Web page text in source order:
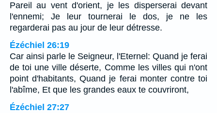
Pareil au vent d'orient, je les disperserai devant
l'ennemi; Je leur tournerai le dos, je ne les
regarderai pas au jour de leur détresse.
Ézéchiel 26:19
Car ainsi parle le Seigneur, l'Eternel: Quand je ferai
de toi une ville déserte, Comme les villes qui n'ont
point d'habitants, Quand je ferai monter contre toi
l'abîme, Et que les grandes eaux te couvriront,
Ézéchiel 27:27